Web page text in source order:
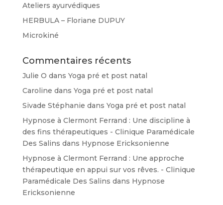
Ateliers ayurvédiques
HERBULA – Floriane DUPUY
Microkiné
Commentaires récents
Julie O dans Yoga pré et post natal
Caroline dans Yoga pré et post natal
Sivade Stéphanie dans Yoga pré et post natal
Hypnose à Clermont Ferrand : Une discipline à
des fins thérapeutiques - Clinique Paramédicale
Des Salins dans Hypnose Ericksonienne
Hypnose à Clermont Ferrand : Une approche
thérapeutique en appui sur vos rêves. - Clinique
Paramédicale Des Salins dans Hypnose
Ericksonienne